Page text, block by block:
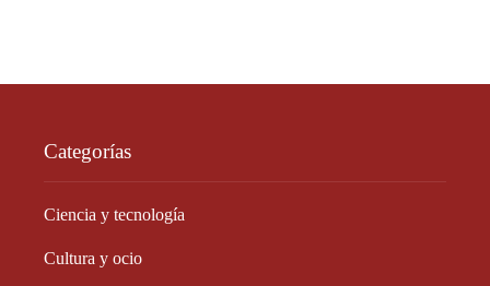
Categorías
Ciencia y tecnología
Cultura y ocio